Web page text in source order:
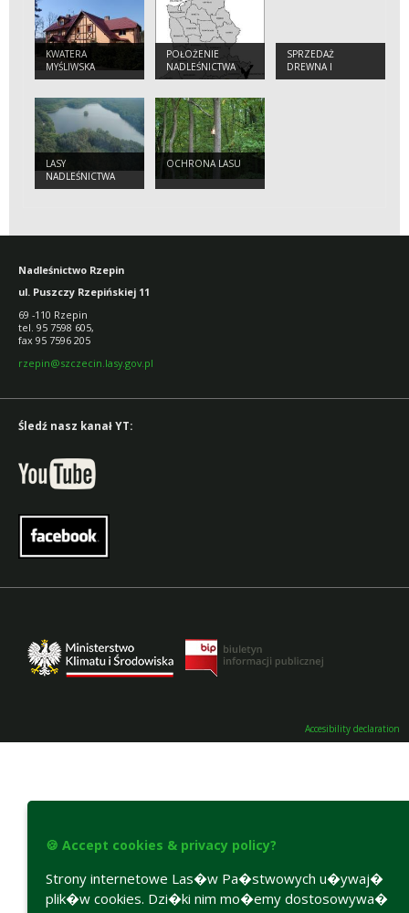
KWATERA
MYŚLIWSKA
POŁOŻENIE
NADLEŚNICTWA
SPRZEDAŻ
DREWNA I
SADZONEK
LASY
NADLEŚNICTWA
RZEPIN
OCHRONA LASU
Nadleśnictwo Rzepin
ul. Puszczy Rzepińskiej 11
69 -110 Rzepin
tel. 95 7598 605,
fax 95 7596 205
rzepin@szczecin.lasy.gov.pl
Śledź nasz kanał YT:
Accesibility declaration
🍪 Accept cookies & privacy policy?
Strony internetowe Las�w Pa�stwowych u�ywaj�
plik�w cookies. Dzi�ki nim mo�emy dostosowywa�